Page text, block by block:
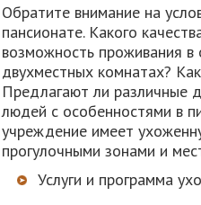
Обратите внимание на
пансионате. Какого
возможность проживания
двухместных комнатах?
Предлагают ли различные
людей с особенностями в
учреждение имеет
прогулочными зонами и
Услуги и программа